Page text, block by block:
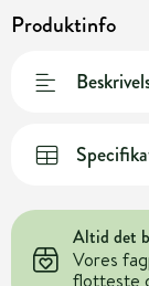
Produktinfo
Altid det
Vores
flotteste